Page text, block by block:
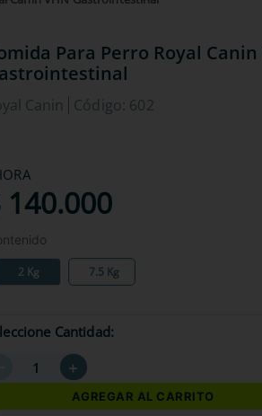
Para Perro Royal Canin
Canin Código: 602
140.000
2 Kg 7.5 Kg
Cantidad
＋
AGREGAR AL CARRITO